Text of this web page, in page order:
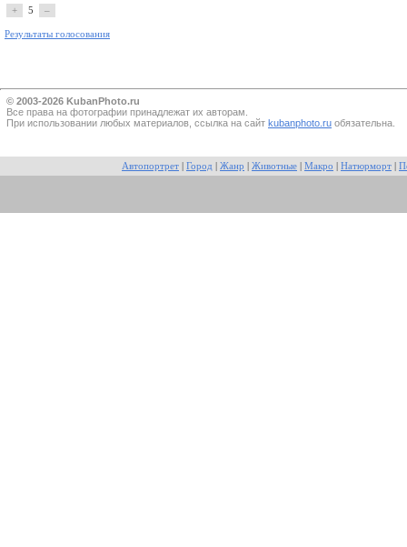
+ 5 –
Результаты голосования
© 2003-2026 KubanPhoto.ru
Все прaва на фотографии принадлежат их авторам.
При использовании любых материалов, ссылка на сайт kubanphoto.ru обязательна.
Автопортрет Город Жанр Животные Макро Натюрморт